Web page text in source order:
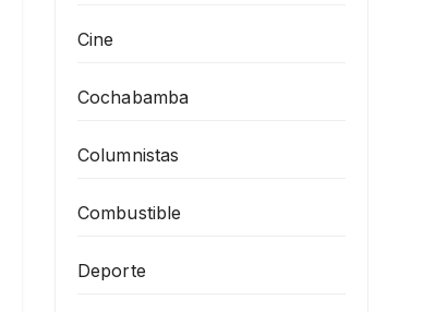
Cine
Cochabamba
Columnistas
Combustible
Deporte